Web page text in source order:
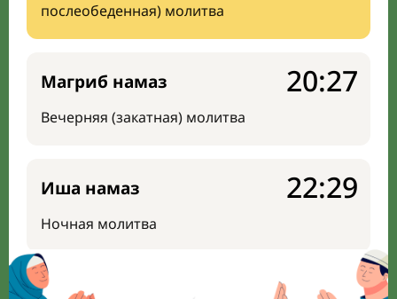
послеобеденная) молитва
Магриб намаз
Вечерняя (закатная) молитва
20:27
Иша намаз
Ночная молитва
22:29